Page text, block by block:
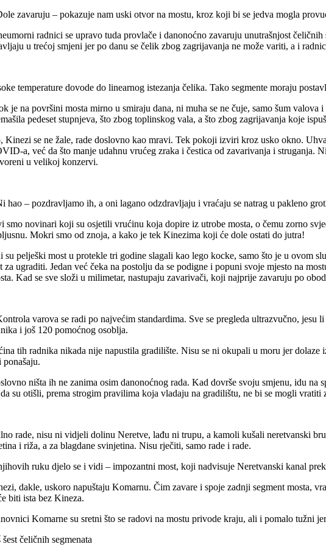
zavaruju – pokazuje nam uski otvor na mostu, kroz koji bi se jedva mogla
radnici se upravo tuda provlače i danonoćno zavaruju unutrašnjost
u trećoj smjeni jer po danu se čelik zbog zagrijavanja ne može variti, a i
temperature dovode do linearnog istezanja čelika. Tako segmente moraju
je na površini mosta mirno u smiraju dana, ni muha se ne čuje, samo šum
pedeset stupnjeva, što zbog toplinskog vala, a što zbog zagrijavanja koje
Kinezi se ne žale, rade doslovno kao mravi. Tek pokoji izviri kroz usko okno.
a, već da što manje udahnu vrućeg zraka i čestica od zavarivanja i struganja.
u velikoj konzervi.
hao – pozdravljamo ih, a oni lagano odzdravljaju i vraćaju se natrag u pakleno
smo novinari koji su osjetili vrućinu koja dopire iz utrobe mosta, o čemu zorno
Mokri smo od znoja, a kako je tek Kinezima koji će dole ostati do jutra!
su pelješki most u protekle tri godine slagali kao lego kocke, samo što je u ovom
za ugraditi. Jedan već čeka na postolju da se podigne i popuni svoje mjesto na
Kad se sve složi u milimetar, nastupaju zavarivači, koji najprije zavaruju po
varova se radi po najvećim standardima. Sve se pregleda ultrazvučno,
i još 120 pomoćnog osoblja.
tih radnika nikada nije napustila gradilište. Nisu se ni okupali u moru jer
ponašaju.
ništa ih ne zanima osim danonoćnog rada. Kad dovrše svoju smjenu, idu
su otišli, prema strogim pravilima koja vladaju na gradilištu, ne bi se mogli
rade, nisu ni vidjeli dolinu Neretve, lađu ni trupu, a kamoli kušali neretvanski
i riža, a za blagdane svinjetina. Nisu rječiti, samo rade i rade.
ruku djelo se i vidi – impozantni most, koji nadvisuje Neretvanski kanal
dakle, uskoro napuštaju Komarnu. Čim zavare i spoje zadnji segment mosta,
biti ista bez Kineza.
Komarne su sretni što se radovi na mostu privode kraju, ali i pomalo tužni
šest čeličnih segmenata